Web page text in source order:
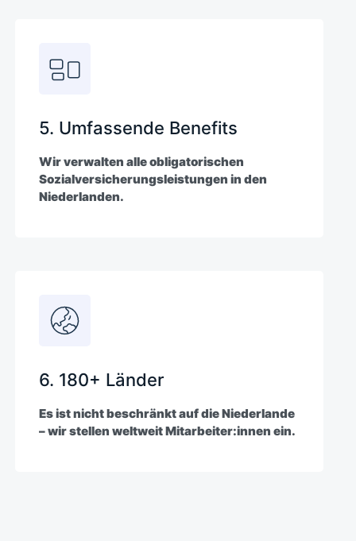
5. Umfassende Benefits
Wir verwalten alle obligatorischen
Sozialversicherungsleistungen in den
Niederlanden.
6. 180+ Länder
Es ist nicht beschränkt auf die Niederlande
– wir stellen weltweit Mitarbeiter:innen ein.